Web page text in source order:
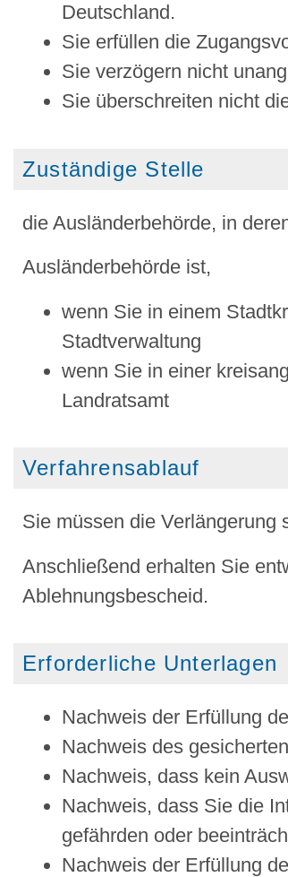
Deutschland.
Sie erfüllen die
Sie verzögern nicht
Sie überschreiten nicht
Zuständige Stelle
die Ausländerbehörde, in
Ausländerbehörde ist,
wenn Sie in einem
Stadtverwaltung
wenn Sie in einer
Landratsamt
Verfahrensablauf
Sie müssen die Verlängerung
Anschließend erhalten Sie
Ablehnungsbescheid.
Erforderliche Unterlagen
Nachweis der Erfüllung
Nachweis des
Nachweis, dass kein
Nachweis, dass Sie die
gefährden oder
Nachweis der Erfüllung